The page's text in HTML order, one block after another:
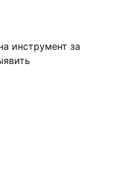
инструмент за